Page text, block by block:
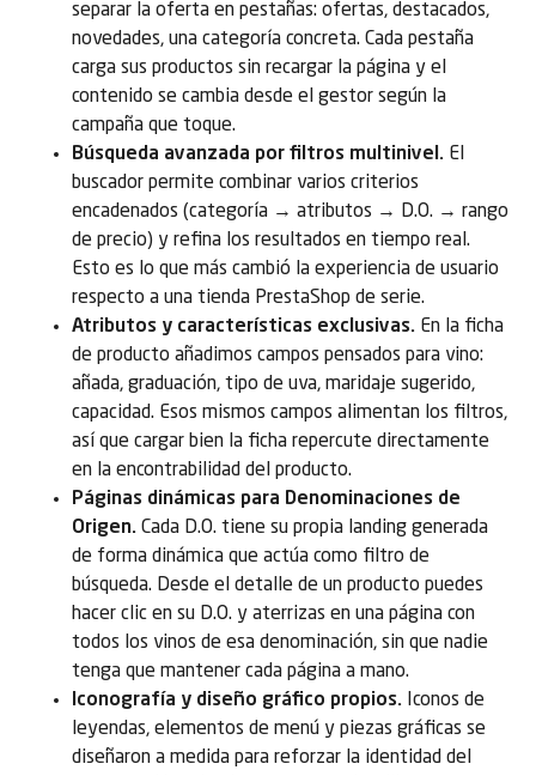
separar la oferta en pestañas: ofertas, destacados,
novedades, una categoría concreta. Cada pestaña
carga sus productos sin recargar la página y el
contenido se cambia desde el gestor según la
campaña que toque.
Búsqueda avanzada por filtros multinivel. El
buscador permite combinar varios criterios
encadenados (categoría → atributos → D.O. → rango
de precio) y refina los resultados en tiempo real.
Esto es lo que más cambió la experiencia de usuario
respecto a una tienda PrestaShop de serie.
Atributos y características exclusivas. En la ficha
de producto añadimos campos pensados para vino:
añada, graduación, tipo de uva, maridaje sugerido,
capacidad. Esos mismos campos alimentan los filtros,
así que cargar bien la ficha repercute directamente
en la encontrabilidad del producto.
Páginas dinámicas para Denominaciones de
Origen. Cada D.O. tiene su propia landing generada
de forma dinámica que actúa como filtro de
búsqueda. Desde el detalle de un producto puedes
hacer clic en su D.O. y aterrizas en una página con
todos los vinos de esa denominación, sin que nadie
tenga que mantener cada página a mano.
Iconografía y diseño gráfico propios. Iconos de
leyendas, elementos de menú y piezas gráficas se
diseñaron a medida para reforzar la identidad del